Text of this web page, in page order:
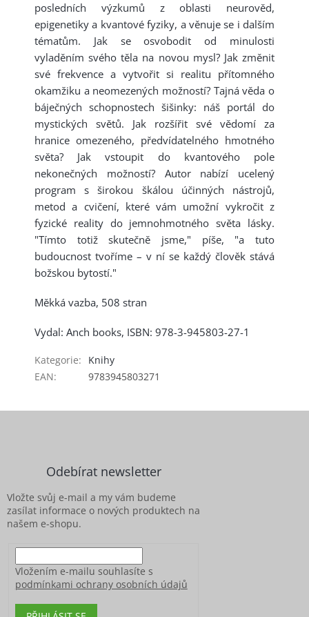
posledních výzkumů z oblasti neurověd,
epigenetiky a kvantové fyziky, a věnuje se i dalším
tématům. Jak se osvobodit od minulosti
vyladěním svého těla na novou mysl? Jak změnit
své frekvence a vytvořit si realitu přítomného
okamžiku a neomezených možností? Tajná věda o
báječných schopnostech šišinky: náš portál do
mystických světů. Jak rozšířit své vědomí za
hranice omezeného, předvídatelného hmotného
světa? Jak vstoupit do kvantového pole
nekonečných možností? Autor nabízí ucelený
program s širokou škálou účinných nástrojů,
metod a cvičení, které vám umožní vykročit z
fyzické reality do jemnohmotného světa lásky.
"Tímto totiž skutečně jsme," píše, "a tuto
budoucnost tvoříme – v ní se každý člověk stává
božskou bytostí."
Měkká vazba, 508 stran
Vydal: Anch books, ISBN: 978-3-945803-27-1
Kategorie:
Knihy
EAN: 9783945803271
Odebírat newsletter
Vložte svůj e-mail a my vám budeme
zasílat informace o nových produktech na
našem e-shopu.
Vložením e-mailu souhlasíte s
podmínkami ochrany osobních údajů